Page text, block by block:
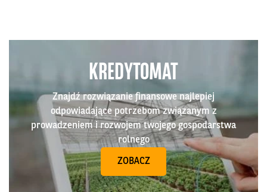
KREDYTOMAT
Znajdź rozwiązanie finansowe najlepiej
odpowiadające potrzebom związanym z
prowadzeniem i rozwojem twojego gospodarstwa
rolnego
ZOBACZ